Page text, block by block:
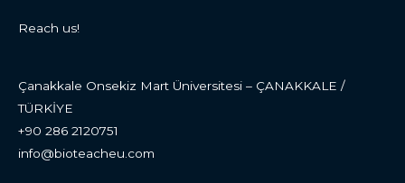
Reach us!
Çanakkale Onsekiz Mart Üniversitesi – ÇANAKKALE /
TÜRKİYE
+90 286 2120751
info@bioteacheu.com